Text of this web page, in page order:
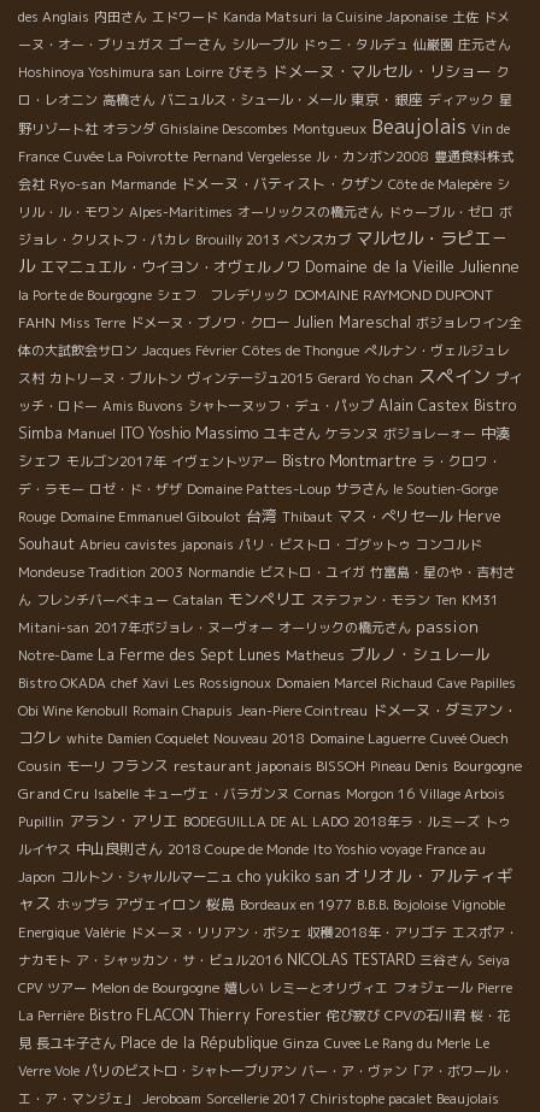
des Anglais 内田さん エドワード Kanda Matsuri la Cuisine Japonaise 土佐 ドメ
ーヌ・オー・ブリュガス ゴーさん シルーブル ドゥニ・タルデュ 仙巌園 庄元さん
Hoshinoya Yoshimura san Loirre びそう ドメーヌ・マルセル・リショー ク
ロ・レオニン 高橋さん バニュルス・シュール・メール 東京・銀座 ディアック 星
野リゾート社 オランダ Ghislaine Descombes Montgueux Beaujolais Vin de
France Cuvée La Poivrotte Pernand Vergelesse ル・カンボン2008 豊通食料株式
会社 Ryo-san Marmande ドメーヌ・バティスト・クザン Côte de Malepère シ
リル・ル・モワン Alpes-Maritimes オーリックスの橋元さん ドゥーブル・ゼロ ボ
ジョレ・クリストフ・パカレ Brouilly 2013 ベンスカブ マルセル・ラピエ－
ル エマニュエル・ウイヨン・オヴェルノワ Domaine de la Vieille Julienne
la Porte de Bourgogne シェフ フレデリック DOMAINE RAYMOND DUPONT
FAHN Miss Terre ドメーヌ・ブノワ・クロー Julien Mareschal ボジョレワイン全
体の大試飲会サロン Jacques Février Côtes de Thongue ぺルナン・ヴェルジュレ
ス村 カトリーヌ・ブルトン ヴィンテージュ2015 Gerard Yo chan スペイン プイ
ッチ・ロドー Amis Buvons シャトーヌッフ・デュ・パップ Alain Castex Bistro
Simba Manuel ITO Yoshio Massimo ユキさん ケランヌ ボジョレーォー 中湊
シェフ モルゴン2017年 イヴェントツアー Bistro Montmartre ラ・クロワ・
デ・ラモー ロゼ・ド・ザザ Domaine Pattes-Loup サラさん le Soutien-Gorge
Rouge Domaine Emmanuel Giboulot 台湾 Thibaut マス・ぺリセール Herve
Souhaut Abrieu cavistes japonais パリ・ビストロ・ゴグットゥ コンコルド
Mondeuse Tradition 2003 Normandie ビストロ・ユイガ 竹富島・星のや・吉村さ
ん フレンチバーベキュー Catalan モンペリエ ステファン・モラン Ten KM31
Mitani-san 2017年ボジョレ・ヌーヴォー オーリックの橋元さん passion
Notre-Dame La Ferme des Sept Lunes Matheus ブルノ・シュレール
Bistro OKADA chef Xavi Les Rossignoux Domaien Marcel Richaud Cave Papilles
Obi Wine Kenobull Romain Chapuis Jean-Piere Cointreau ドメーヌ・ダミアン・
コクレ white Damien Coquelet Nouveau 2018 Domaine Laguerre Cuveé Ouech
Cousin モーリ フランス restaurant japonais BISSOH Pineau Denis Bourgogne
Grand Cru Isabelle キューヴェ・バラガンヌ Cornas Morgon 16 Village Arbois
Pupillin アラン・アリエ BODEGUILLA DE AL LADO 2018年ラ・ルミーズ トゥ
ルイヤス 中山良則さん 2018 Coupe de Monde Ito Yoshio voyage France au
Japon コルトン・シャルルマーニュ cho yukiko san オリオル・アルティギ
ャス ホップラ アヴェイロン 桜島 Bordeaux en 1977 B.B.B. Bojoloise Vignoble
Energique Valérie ドメーヌ・リリアン・ボシェ 収穫2018年・アリゴテ エスポア・
ナカモト ア・シャッカン・サ・ビュル2016 NICOLAS TESTARD 三谷さん Seiya
CPV ツアー Melon de Bourgogne 嬉しい レミーとオリヴィエ フォジェール Pierre
La Perrière Bistro FLACON Thierry Forestier 侘び寂び CPVの石川君 桜・花
見 長ユキ子さん Place de la République Ginza Cuvee Le Rang du Merle Le
Verre Vole パリのビストロ・シャトーブリアン バー・ア・ヴァン「ア・ボワール・
エ・ア・マンジェ」
Jeroboam Sorcellerie 2017 Chiristophe pacalet Beaujolais